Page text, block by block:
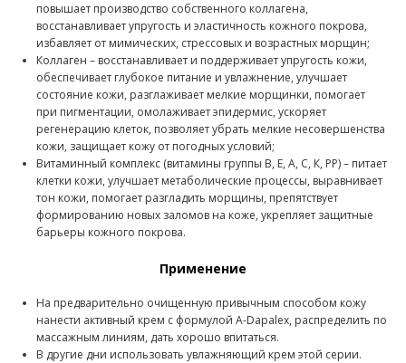
повышает производство собственного коллагена,
восстанавливает упругость и эластичность кожного покрова,
избавляет от мимических, стрессовых и возрастных морщин;
Коллаген – восстанавливает и поддерживает упругость кожи,
обеспечивает глубокое питание и увлажнение, улучшает
состояние кожи, разглаживает мелкие морщинки, помогает
при пигментации, омолаживает эпидермис, ускоряет
регенерацию клеток, позволяет убрать мелкие несовершенства
кожи, защищает кожу от погодных условий;
Витаминный комплекс (витамины группы В, Е, А, С, К, РР) – питает
клетки кожи, улучшает метаболические процессы, выравнивает
тон кожи, помогает разгладить морщины, препятствует
формированию новых заломов на коже, укрепляет защитные
барьеры кожного покрова.
Применение
На предварительно очищенную привычным способом кожу
нанести активный крем с формулой A-Dapalex, распределить по
массажным линиям, дать хорошо впитаться.
В другие дни использовать увлажняющий крем этой серии.